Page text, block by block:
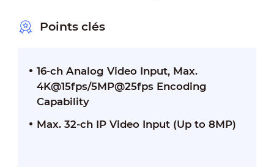
Points clés
16-ch Analog Video Input, Max.
4K@15fps/5MP@25fps Encoding
Capability
Max. 32-ch IP Video Input (Up to 8MP)